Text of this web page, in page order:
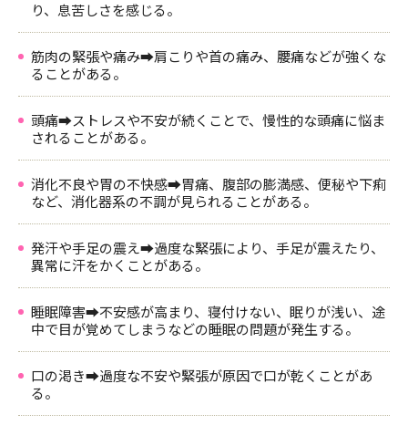
り、息苦しさを感じる。
筋肉の緊張や痛み➡肩こりや首の痛み、腰痛などが強くな
ることがある。
頭痛➡ストレスや不安が続くことで、慢性的な頭痛に悩ま
されることがある。
消化不良や胃の不快感➡胃痛、腹部の膨満感、便秘や下痢
など、消化器系の不調が見られることがある。
発汗や手足の震え➡過度な緊張により、手足が震えたり、
異常に汗をかくことがある。
睡眠障害➡不安感が高まり、寝付けない、眠りが浅い、途
中で目が覚めてしまうなどの睡眠の問題が発生する。
口の渇き➡過度な不安や緊張が原因で口が乾くことがあ
る。